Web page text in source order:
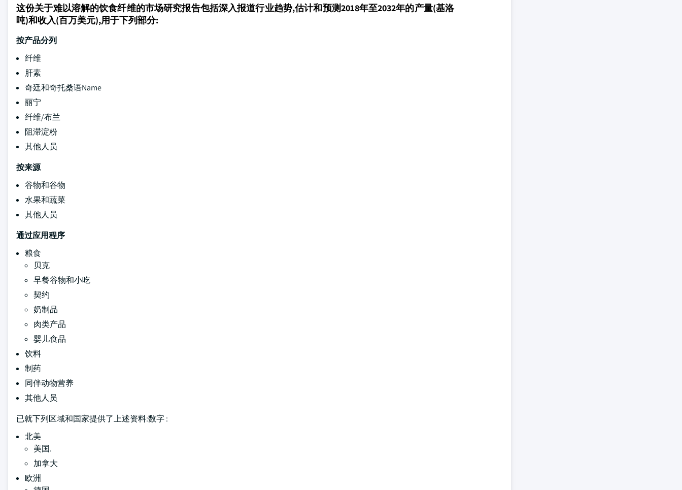
这份关于难以溶解的饮食纤维的市场研究报告包括深入报道行业趋势,估计和预测2018年至2032年的产量(基洛
吨)和收入(百万美元),用于下列部分:
按产品分列
纤维
肝素
奇廷和奇托桑语Name
丽宁
纤维/布兰
阻滞淀粉
其他人员
按来源
谷物和谷物
水果和蔬菜
其他人员
通过应用程序
粮食
贝克
早餐谷物和小吃
契约
奶制品
肉类产品
婴儿食品
饮料
制药
同伴动物营养
其他人员
已就下列区域和国家提供了上述资料:数字 :
北美
美国.
加拿大
欧洲